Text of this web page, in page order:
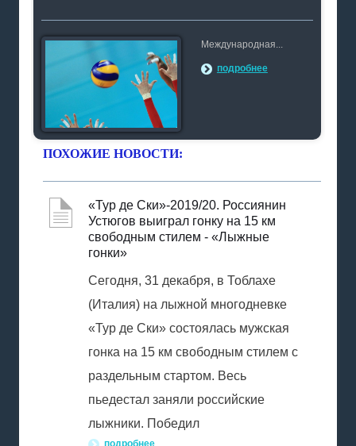
Международная...
подробнее
ПОХОЖИЕ НОВОСТИ:
«Тур де Ски»-2019/20. Россиянин
Устюгов выиграл гонку на 15 км
свободным стилем - «Лыжные
гонки»
Сегодня, 31 декабря, в Тоблахе
(Италия) на лыжной многодневке
«Тур де Ски» cостоялась мужская
гонка на 15 км свободным стилем с
раздельным стартом. Весь
пьедестал заняли российские
лыжники. Победил
подробнее